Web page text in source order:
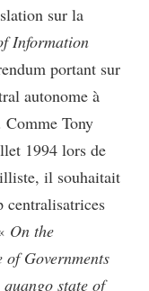
sur la
Information
portant sur
autonome à
Tony
1994 lors de
il souhaitait
centralisatrices
On the
Governments
state of